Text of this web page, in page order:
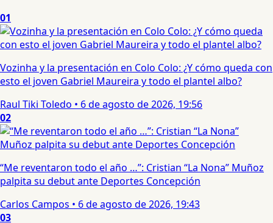
01
Vozinha y la presentación en Colo Colo: ¿Y cómo queda con
esto el joven Gabriel Maureira y todo el plantel albo?
Raul Tiki Toledo • 6 de agosto de 2026, 19:56
02
“Me reventaron todo el año …”: Cristian “La Nona” Muñoz
palpita su debut ante Deportes Concepción
Carlos Campos • 6 de agosto de 2026, 19:43
03